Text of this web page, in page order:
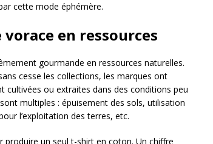
cette mode éphémère.
en ressources
gourmande en ressources naturelles.
cesse les collections, les marques ont
cultivées ou extraites dans des conditions peu
multiples : épuisement des sols, utilisation
l’exploitation des terres, etc.
produire un seul t-shirt en coton. Un chiffre